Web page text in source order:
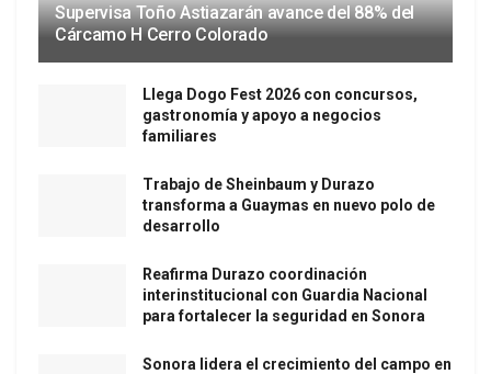
Supervisa Toño Astiazarán avance del 88% del
Cárcamo H Cerro Colorado
Llega Dogo Fest 2026 con concursos,
gastronomía y apoyo a negocios
familiares
Trabajo de Sheinbaum y Durazo
transforma a Guaymas en nuevo polo de
desarrollo
Reafirma Durazo coordinación
interinstitucional con Guardia Nacional
para fortalecer la seguridad en Sonora
Sonora lidera el crecimiento del campo en